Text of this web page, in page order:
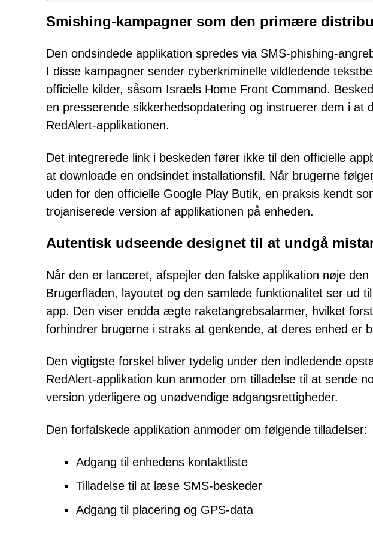
Smishing-kampagner som den primære
Den ondsindede applikation spredes via SMS-phishing-
I disse kampagner sender cyberkriminelle vildledende
officielle kilder, såsom Israels Home Front Command.
en presserende sikkerhedsopdatering og instruerer dem i at
RedAlert-applikationen.
Det integrerede link i beskeden fører ikke til den officielle
at downloade en ondsindet installationsfil. Når brugerne
uden for den officielle Google Play Butik, en praksis kendt
trojaniserede version af applikationen på enheden.
Autentisk udseende designet til at undgå
Når den er lanceret, afspejler den falske applikation nøje
Brugerfladen, layoutet og den samlede funktionalitet ser ud
app. Den viser endda ægte raketangrebsalarmer, hvilket
forhindrer brugerne i straks at genkende, at deres enhed er
Den vigtigste forskel bliver tydelig under den indledende
RedAlert-applikation kun anmoder om tilladelse til at sende
version yderligere og unødvendige adgangsrettigheder.
Den forfalskede applikation anmoder om følgende tilladelser:
Adgang til enhedens kontaktliste
Tilladelse til at læse SMS-beskeder
Adgang til placering og GPS-data